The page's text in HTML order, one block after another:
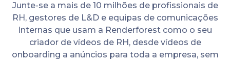
Junte-se a mais de 10 milhões de profissionais de
RH, gestores de L&D e equipas de comunicações
internas que usam a Renderforest como o seu
criador de vídeos de RH, desde vídeos de
onboarding a anúncios para toda a empresa, sem